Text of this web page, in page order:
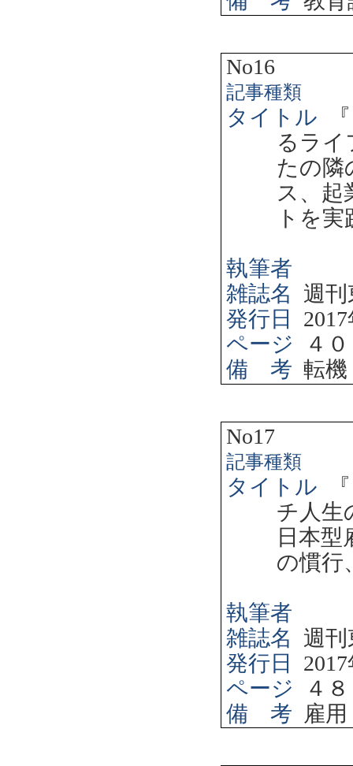
No16
記事種類
タイトル
るラ
たの
ス、起
トを
執筆者
雑誌名
週
発行日
2017
ページ
４
備 考 転
No17
記事種類
タイトル
チ人
日本
の慣行
執筆者
雑誌名
週
発行日
2017
ページ
４
備 考
雇